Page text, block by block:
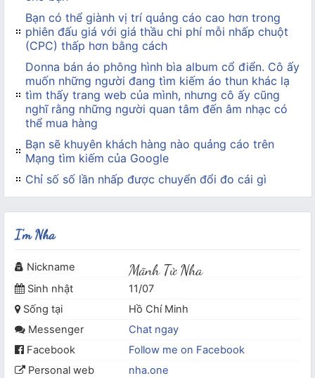
Bạn có thể giành vị trí quảng cáo cao hơn trong
phiên đấu giá với giá thầu chi phí mỗi nhấp chuột
(CPC) thấp hơn bằng cách
Donna bán áo phông hình bìa album cổ điển. Cô ấy
muốn những người đang tìm kiếm áo thun khác lạ
tìm thấy trang web của mình, nhưng cô ấy cũng
nghĩ rằng những người quan tâm đến âm nhạc có
thể mua hàng
Bạn sẽ khuyên khách hàng nào quảng cáo trên
Mạng tìm kiếm của Google
Chỉ số số lần nhấp được chuyển đổi đo cái gì
I'm Nha
Nickname Mãnh Tử Nha
Sinh nhật
11/07
Sống tại
Hồ Chí Minh
Messenger
Chat ngay
Facebook
Follow me on Facebook
Personal web
nha.one